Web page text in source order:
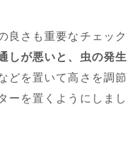
良さも重要なチェッ
しが悪いと、虫の発
どを置いて高さを調
ーを置くようにしまし